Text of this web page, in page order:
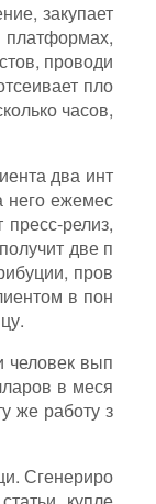
закупает
проводи
пло
часов,
два инт
него ежемес
релиз,
две п
пров
в пон
человек вып
в меся
же работу з
Сгенериро